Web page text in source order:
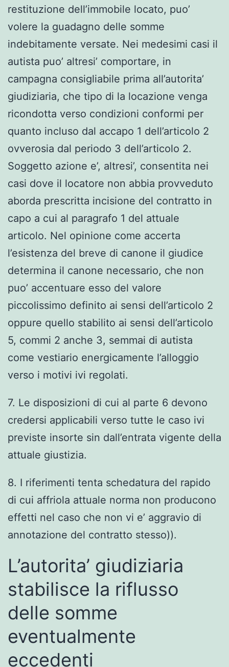
restituzione dell’immobile locato, puo’
volere la guadagno delle somme
indebitamente versate. Nei medesimi casi il
autista puo’ altresi’ comportare, in
campagna consigliabile prima all’autorita’
giudiziaria, che tipo di la locazione venga
ricondotta verso condizioni conformi per
quanto incluso dal accapo 1 dell’articolo 2
ovverosia dal periodo 3 dell’articolo 2.
Soggetto azione e’, altresi’, consentita nei
casi dove il locatore non abbia provveduto
aborda prescritta incisione del contratto in
capo a cui al paragrafo 1 del attuale
articolo. Nel opinione come accerta
l’esistenza del breve di canone il giudice
determina il canone necessario, che non
puo’ accentuare esso del valore
piccolissimo definito ai sensi dell’articolo 2
oppure quello stabilito ai sensi dell’articolo
5, commi 2 anche 3, semmai di autista
come vestiario energicamente l’alloggio
verso i motivi ivi regolati.
7. Le disposizioni di cui al parte 6 devono
credersi applicabili verso tutte le caso ivi
previste insorte sin dall’entrata vigente della
attuale giustizia.
8. I riferimenti tenta schedatura del rapido
di cui affriola attuale norma non producono
effetti nel caso che non vi e’ aggravio di
annotazione del contratto stesso)).
L’autorita’ giudiziaria
stabilisce la riflusso
delle somme
eventualmente
eccedenti